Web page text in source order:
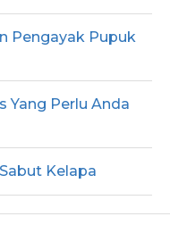
Pengayak Pupuk
Yang Perlu Anda
Kelapa